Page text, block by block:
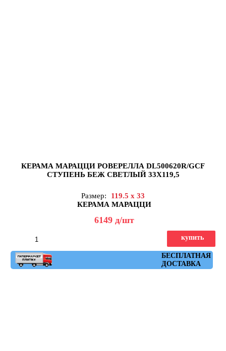
КЕРАМА МАРАЦЦИ РОВЕРЕЛЛА DL500620R/GCF
СТУПЕНЬ БЕЖ СВЕТЛЫЙ 33X119,5
Размер:
119.5 x 33
КЕРАМА МАРАЦЦИ
6149 д/шт
БЕСПЛАТНАЯ
ДОСТАВКА
купить